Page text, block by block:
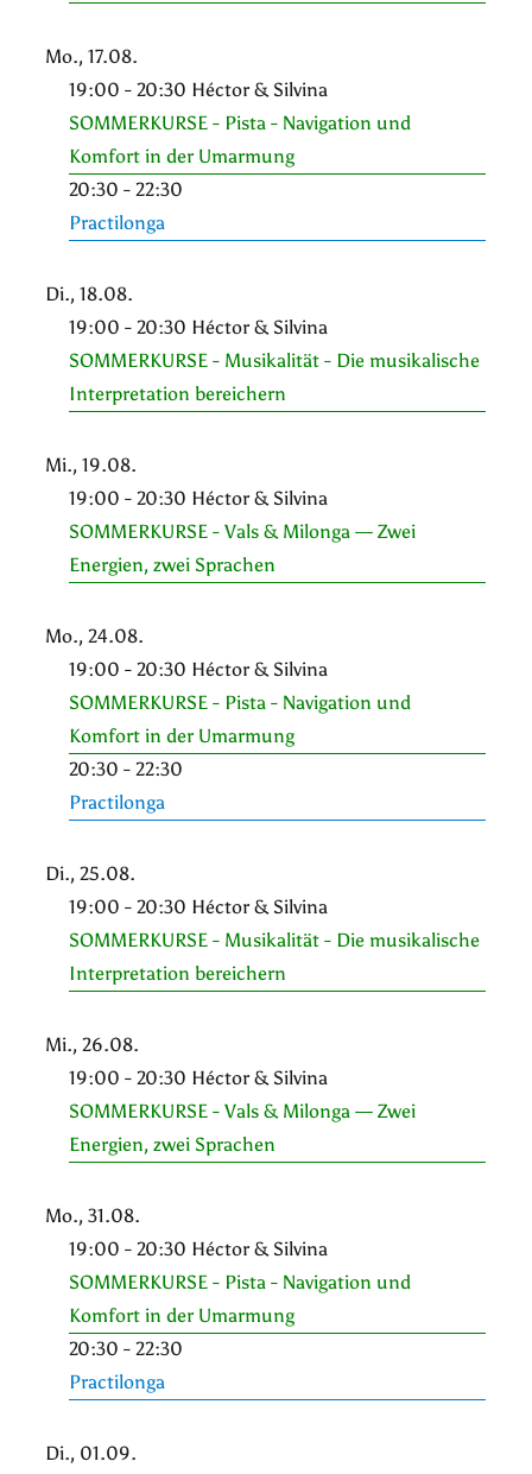
Mo., 17.08.
19:00 - 20:30 Héctor & Silvina
SOMMERKURSE - Pista - Navigation und
Komfort in der Umarmung
20:30 - 22:30
Practilonga
Di., 18.08.
19:00 - 20:30 Héctor & Silvina
SOMMERKURSE - Musikalität - Die musikalische
Interpretation bereichern
Mi., 19.08.
19:00 - 20:30 Héctor & Silvina
SOMMERKURSE - Vals & Milonga — Zwei
Energien, zwei Sprachen
Mo., 24.08.
19:00 - 20:30 Héctor & Silvina
SOMMERKURSE - Pista - Navigation und
Komfort in der Umarmung
20:30 - 22:30
Practilonga
Di., 25.08.
19:00 - 20:30 Héctor & Silvina
SOMMERKURSE - Musikalität - Die musikalische
Interpretation bereichern
Mi., 26.08.
19:00 - 20:30 Héctor & Silvina
SOMMERKURSE - Vals & Milonga — Zwei
Energien, zwei Sprachen
Mo., 31.08.
19:00 - 20:30 Héctor & Silvina
SOMMERKURSE - Pista - Navigation und
Komfort in der Umarmung
20:30 - 22:30
Practilonga
Di., 01.09.